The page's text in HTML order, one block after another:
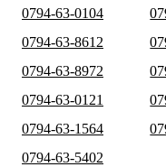
0794-63-0104
0794-63-8612
0794-63-8972
0794-63-0121
0794-63-1564
0794-63-5402